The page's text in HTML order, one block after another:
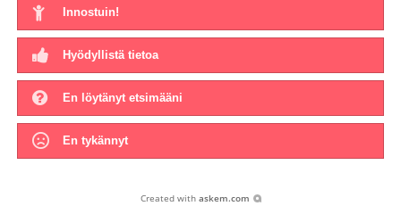
Innostuin!
Hyödyllistä tietoa
En löytänyt etsimääni
En tykännyt
Created with askem.com